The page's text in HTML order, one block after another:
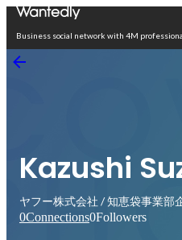
Business social network with 4M
Kazushi
ヤフー株式会社 / 知恵袋事業部
0Connections0Followers